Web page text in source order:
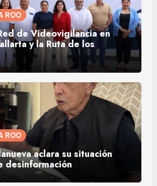
ROO
de Videovigilancia en
y la Ruta de los
ROO
aclara su situación
desinformación